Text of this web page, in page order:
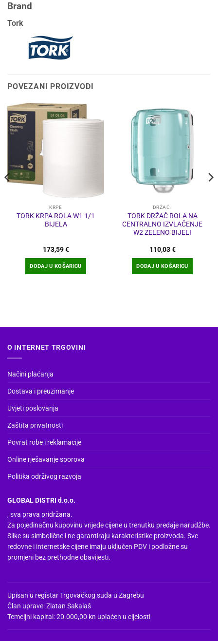
Brand
Tork
POVEZANI PROIZVODI
KRPE
TORK KRPA ROLA W1 1/1
BIJELA
173,59€
DODAJ U KOŠARICU
DRŽAČI
TORK DRŽAČ ROLA NA
CENTRALNO IZVLAČENJE
W2 ZELENO BIJELI
110,03€
DODAJ U KOŠARICU
O INTERNET TRGOVINI
Načini plaćanja
Dostava i preuzimanje
Uvjeti poslovanja
Zaštita privatnosti
Povrat robe i reklamacije
Online rješavanje sporova
Politika održivog razvoja
GLOBAL DISTRI d.o.o.
, sva prava pridržana.
Za pojedinačnu kupovinu vrijede cijene u trenutku predaje narudžbe.
Slike su simbolične i ne garantiraju karakteristike proizvoda. Sve
redovne i internetske cijene imaju uključen PDV i podložne su
promjeni bez prethodne obavijesti.
Upisan u registar Trgovačkog suda u Zagrebu
Član uprave: Zlatan Sakalaš
Temeljni kapital: 20.000,00 kn uplaćen u cijelosti